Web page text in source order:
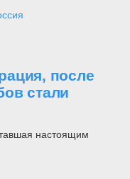
после
стали
настоящим